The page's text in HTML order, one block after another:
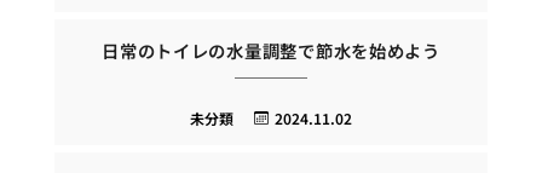
日常のトイレの水量調整で節水を始めよう
2024.11.02
未分類